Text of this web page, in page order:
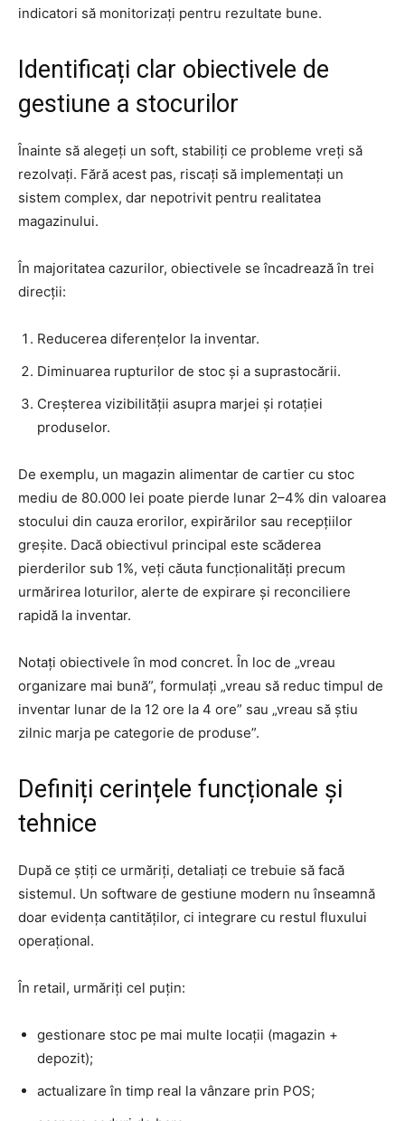
indicatori să monitorizați pentru rezultate bune.
Identificați clar obiectivele de
gestiune a stocurilor
Înainte să alegeți un soft, stabiliți ce probleme vreți să
rezolvați. Fără acest pas, riscați să implementați un
sistem complex, dar nepotrivit pentru realitatea
magazinului.
În majoritatea cazurilor, obiectivele se încadrează în trei
direcții:
Reducerea diferențelor la inventar.
Diminuarea rupturilor de stoc și a suprastocării.
Creșterea vizibilității asupra marjei și rotației
produselor.
De exemplu, un magazin alimentar de cartier cu stoc
mediu de 80.000 lei poate pierde lunar 2–4% din valoarea
stocului din cauza erorilor, expirărilor sau recepțiilor
greșite. Dacă obiectivul principal este scăderea
pierderilor sub 1%, veți căuta funcționalități precum
urmărirea loturilor, alerte de expirare și reconciliere
rapidă la inventar.
Notați obiectivele în mod concret. În loc de „vreau
organizare mai bună”, formulați „vreau să reduc timpul de
inventar lunar de la 12 ore la 4 ore” sau „vreau să știu
zilnic marja pe categorie de produse”.
Definiți cerințele funcționale și
tehnice
După ce știți ce urmăriți, detaliați ce trebuie să facă
sistemul. Un software de gestiune modern nu înseamnă
doar evidența cantităților, ci integrare cu restul fluxului
operațional.
În retail, urmăriți cel puțin:
gestionare stoc pe mai multe locații (magazin +
depozit);
actualizare în timp real la vânzare prin POS;